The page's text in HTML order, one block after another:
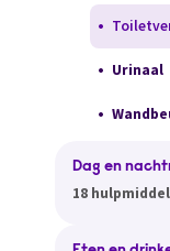
Urinaal
Dag en
18